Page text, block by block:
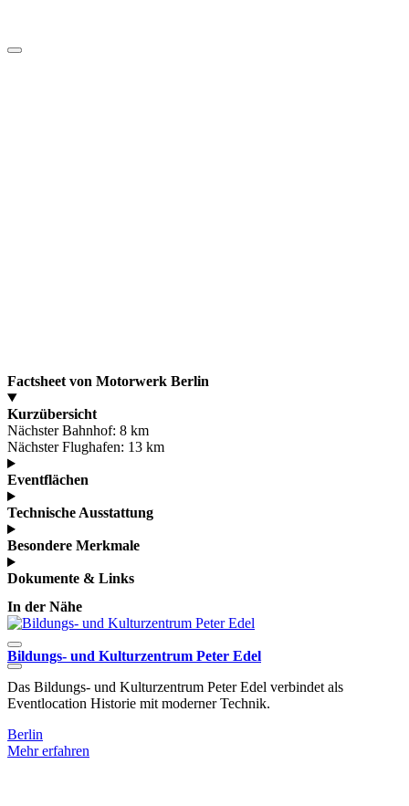
Factsheet von Motorwerk Berlin
Kurzübersicht
Nächster Bahnhof: 8 km
Nächster Flughafen: 13 km
Eventflächen
Technische Ausstattung
Besondere Merkmale
Dokumente & Links
In der Nähe
Bildungs- und Kulturzentrum Peter Edel
Das Bildungs- und Kulturzentrum Peter Edel verbindet als
Eventlocation Historie mit moderner Technik.
Berlin
Mehr erfahren